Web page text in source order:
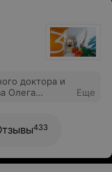
доктора и
Олега
Теперь я
конечно,
в
Еще
433